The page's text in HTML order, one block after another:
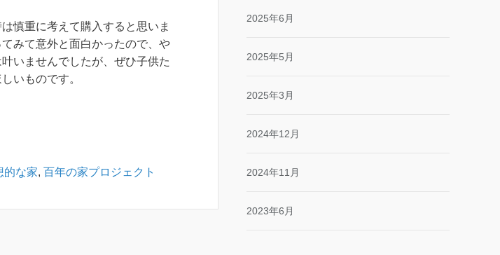
慎重に考えて購入すると思いま
みて意外と面白かったので、や
いませんでしたが、ぜひ子供た
いものです。
的な家, 百年の家プロジェクト
2025年6月
2025年5月
2025年3月
2024年12月
2024年11月
2023年6月